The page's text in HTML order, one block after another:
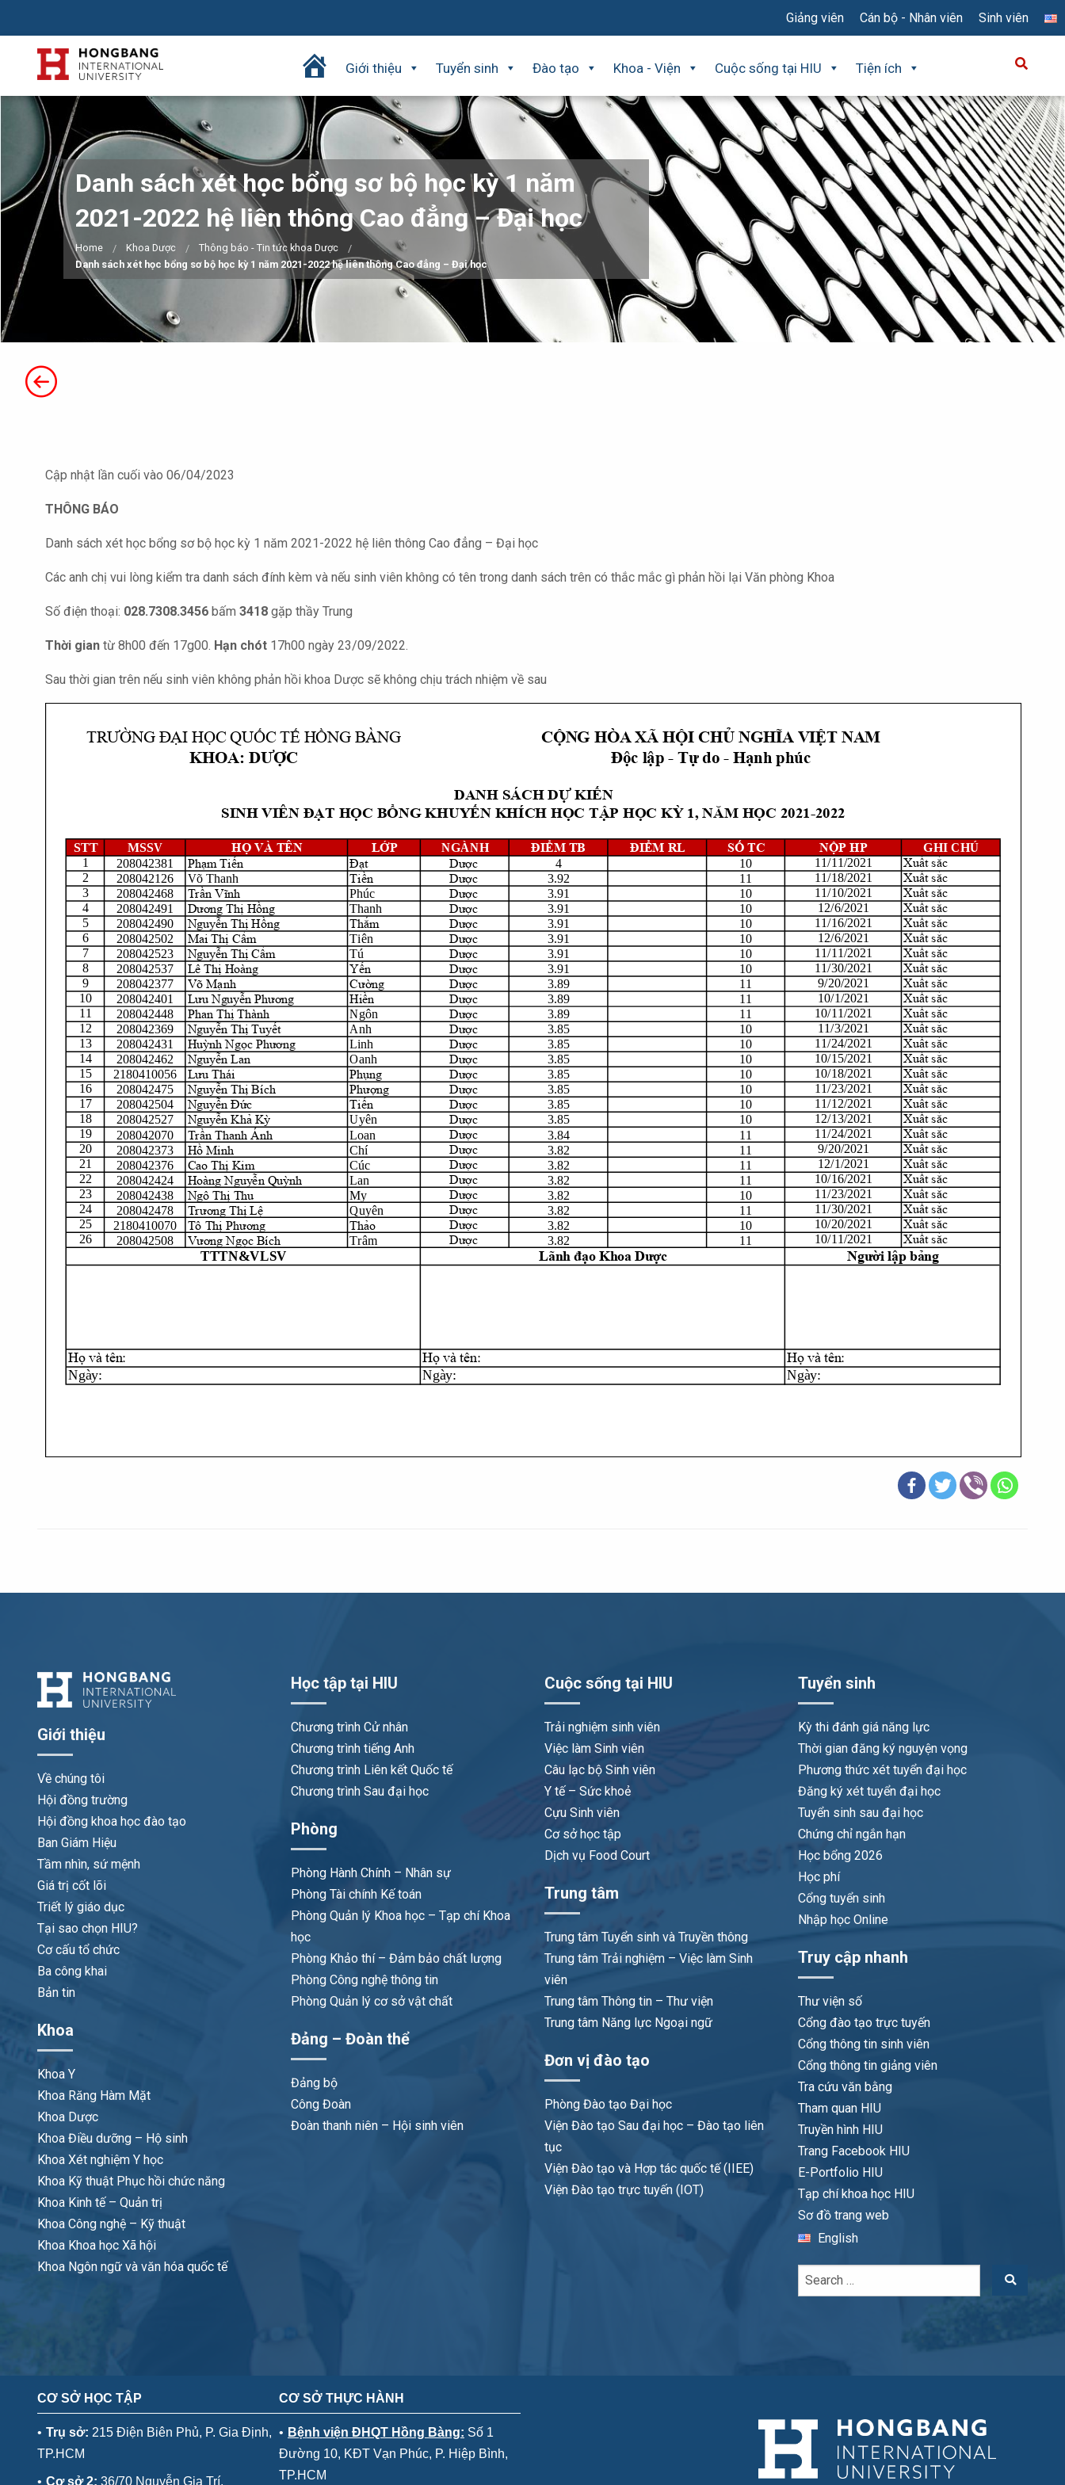
Giảng viên Cán bộ - Nhân viên Sinh viên
a
n
h
Giới thiệu Tuyển sinh Đào tạo Khoa - Viện Cuộc sống tại HIU Tiện ích
Danh sách xét học bổng sơ bộ học kỳ 1 năm
2021-2022 hệ liên thông Cao đẳng – Đại học
Home Khoa Dược
Thông báo - Tin tức khoa Dược
Danh sách xét học bổng sơ bộ học kỳ 1 năm 2021-2022 hệ liên thông Cao đẳng – Đại học
Cập nhật lần cuối vào 06/04/2023
THÔNG BÁO
Danh sách xét học bổng sơ bộ học kỳ 1 năm 2021-2022 hệ liên thông Cao đẳng – Đại học
Các anh chị vui lòng kiểm tra danh sách đính kèm và nếu sinh viên không có tên trong danh sách trên có thắc mắc gì phản hồi lại Văn phòng Khoa
Số điện thoại: 028.7308.3456 bấm 3418 gặp thầy Trung
Thời gian từ 8h00 đến 17g00. Hạn chót 17h00 ngày 23/09/2022.
Sau thời gian trên nếu sinh viên không phản hồi khoa Dược sẽ không chịu trách nhiệm về sau
Giới thiệu
Về chúng tôi
Hội đồng trường
Hội đồng khoa học đào tạo
Ban Giám Hiệu
Tầm nhìn, sứ mệnh
Giá trị cốt lõi
Triết lý giáo dục
Tại sao chọn HIU?
Cơ cấu tổ chức
Ba công khai
Bản tin
Khoa
Khoa Y
Khoa Răng Hàm Mặt
Khoa Dược
Khoa Điều dưỡng – Hộ sinh
Khoa Xét nghiệm Y học
Khoa Kỹ thuật Phục hồi chức năng
Khoa Kinh tế – Quản trị
Khoa Công nghệ – Kỹ thuật
Khoa Khoa học Xã hội
Khoa Ngôn ngữ và văn hóa quốc tế
Học tập tại HIU
Chương trình Cử nhân
Chương trình tiếng Anh
Chương trình Liên kết Quốc tế
Chương trình Sau đại học
Phòng
Phòng Hành Chính – Nhân sự
Phòng Tài chính Kế toán
Phòng Quản lý Khoa học – Tạp chí Khoa
học
Phòng Khảo thí – Đảm bảo chất lượng
Phòng Công nghệ thông tin
Phòng Quản lý cơ sở vật chất
Đảng – Đoàn thể
Đảng bộ
Công Đoàn
Đoàn thanh niên – Hội sinh viên
Cuộc sống tại HIU
Trải nghiệm sinh viên
Việc làm Sinh viên
Câu lạc bộ Sinh viên
Y tế – Sức khoẻ
Cựu Sinh viên
Cơ sở học tập
Dịch vụ Food Court
Trung tâm
Trung tâm Tuyển sinh và Truyền thông
Trung tâm Trải nghiệm – Việc làm Sinh
viên
Trung tâm Thông tin – Thư viện
Trung tâm Năng lực Ngoại ngữ
Đơn vị đào tạo
Phòng Đào tạo Đại học
Viện Đào tạo Sau đại học – Đào tạo liên
tục
Viện Đào tạo và Hợp tác quốc tế (IIEE)
Viện Đào tạo trực tuyến (IOT)
Tuyển sinh
Kỳ thi đánh giá năng lực
Thời gian đăng ký nguyện vọng
Phương thức xét tuyển đại học
Đăng ký xét tuyển đại học
Tuyển sinh sau đại học
Chứng chỉ ngắn hạn
Học bổng 2026
Học phí
Cổng tuyển sinh
Nhập học Online
Truy cập nhanh
Thư viện số
Cổng đào tạo trực tuyến
Cổng thông tin sinh viên
Cổng thông tin giảng viên
Tra cứu văn bằng
Tham quan HIU
Truyền hình HIU
Trang Facebook HIU
E-Portfolio HIU
Tạp chí khoa học HIU
Sơ đồ trang web
English
CƠ SỞ HỌC TẬP
• Trụ sở: 215 Điện Biên Phủ, P. Gia Định,
TP.HCM
• Cơ sở 2: 36/70 Nguyễn Gia Trí,
CƠ SỞ THỰC HÀNH
• Bệnh viện ĐHQT Hồng Bàng: Số 1
Đường 10, KĐT Vạn Phúc, P. Hiệp Bình,
TP.HCM